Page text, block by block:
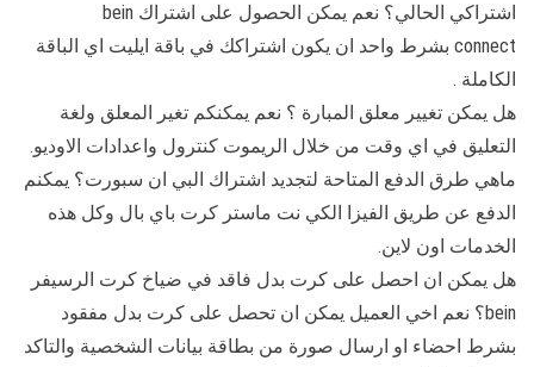
اشتراكي الحالي؟ نعم يمكن الحصول على اشتراك bein
connect بشرط واحد ان يكون اشتراكك في باقة ايليت اي الباقة
الكاملة .
هل يمكن تغيير معلق المبارة ؟ نعم يمكنكم تغير المعلق ولغة
التعليق في اي وقت من خلال الريموت كنترول واعدادات الاوديو.
ماهي طرق الدفع المتاحة لتجديد اشتراك البي ان سبورت؟ يمكنم
الدفع عن طريق الفيزا الكي نت ماستر كرت باي بال وكل هذه
الخدمات اون لاين.
هل يمكن ان احصل على كرت بدل فاقد في ضياخ كرت الرسيفر
bein؟ نعم اخي العميل يمكن ان تحصل على كرت بدل مفقود
بشرط احضاء او ارسال صورة من بطاقة بيانات الشخصية والتاكد